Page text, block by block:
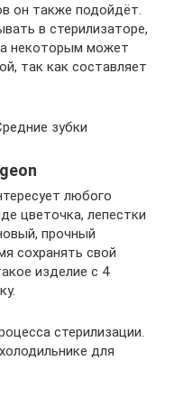
он также подойдёт.
в стерилизаторе,
некоторым может
так как составляет
зубки
любого
цветочка, лепестки
прочный
сохранять свой
изделие с 4
стерилизации.
для